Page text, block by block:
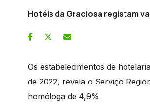
Hotéis da Graciosa registam
Os estabelecimentos de
de 2022, revela o Serviço
homóloga de 4,9%.